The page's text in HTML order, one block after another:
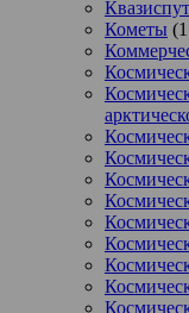
Кометы